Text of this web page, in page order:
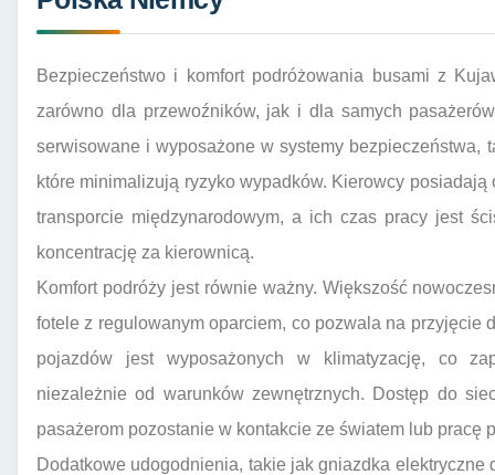
Bezpieczeństwo i komfort podróżowania busami z
zarówno dla przewoźników, jak i dla samych
serwisowane i wyposażone w systemy bezpieczeństwa,
które minimalizują ryzyko wypadków. Kierowcy
transporcie międzynarodowym, a ich czas pracy jest
koncentrację za kierownicą.
Komfort podróży jest równie ważny. Większość
fotele z regulowanym oparciem, co pozwala na przyjęcie
pojazdów jest wyposażonych w klimatyzację, co
niezależnie od warunków zewnętrznych. Dostęp do
pasażerom pozostanie w kontakcie ze światem lub pracę
Dodatkowe udogodnienia, takie jak gniazdka elektryczne